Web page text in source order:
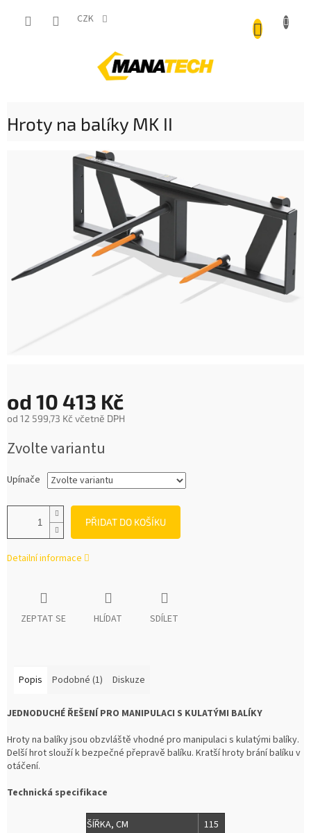
CZK
Hroty na balíky MK II
od 10 413 Kč
od 12 599,73 Kč včetně DPH
cena:
Zvolte variantu
Upínače
PŘIDAT DO KOŠÍKU
Detailní informace
ZEPTAT SE HLÍDAT SDÍLET
Popis Podobné (1) Diskuze
JEDNODUCHÉ ŘEŠENÍ PRO MANIPULACI S KULATÝMI BALÍKY
Hroty na balíky jsou obzvláště vhodné pro manipulaci s kulatými balíky.
Delší hrot slouží k bezpečné přepravě balíku. Kratší hroty brání balíku v
otáčení.
Technická specifikace
ŠÍŘKA, CM
115